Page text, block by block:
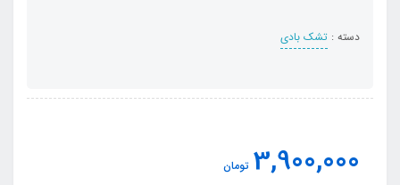
دسته : تشک بادی
3,900,000 تومان